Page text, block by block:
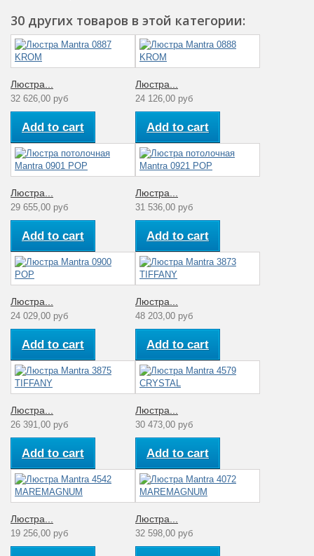
30 других товаров в этой категории:
Люстра...
32 626,00 руб
Add to cart
Люстра...
24 126,00 руб
Add to cart
Люстра...
29 655,00 руб
Add to cart
Люстра...
31 536,00 руб
Add to cart
Люстра...
24 029,00 руб
Add to cart
Люстра...
48 203,00 руб
Add to cart
Люстра...
26 391,00 руб
Add to cart
Люстра...
30 473,00 руб
Add to cart
Люстра...
19 256,00 руб
Люстра...
32 598,00 руб